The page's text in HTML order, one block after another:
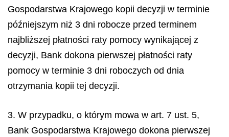
Gospodarstwa Krajowego kopii decyzji w terminie
późniejszym niż 3 dni robocze przed terminem
najbliższej płatności raty pomocy wynikającej z
decyzji, Bank dokona pierwszej płatności raty
pomocy w terminie 3 dni roboczych od dnia
otrzymania kopii tej decyzji.
3. W przypadku, o którym mowa w art. 7 ust. 5,
Bank Gospodarstwa Krajowego dokona pierwszej